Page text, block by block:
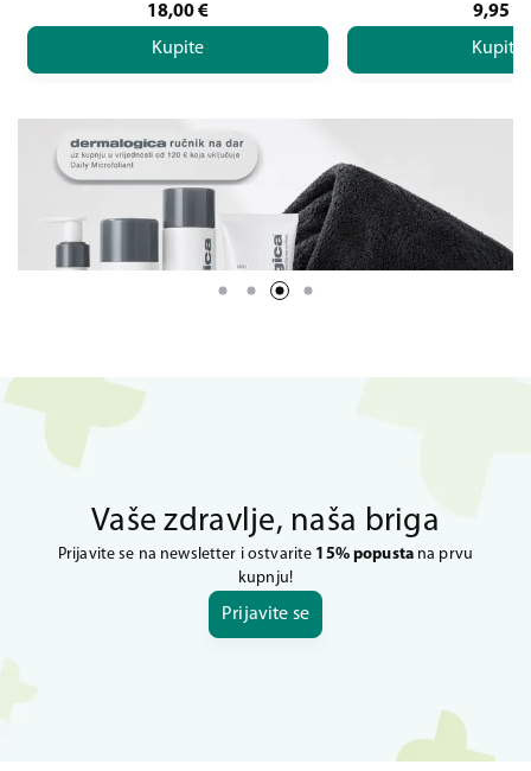
18,00€
Kupite
9,95
Kupite
Vaše zdravlje, naša briga
Prijavite se na newsletter i ostvarite 15% popustana prvu
kupnju!
Prijavite se